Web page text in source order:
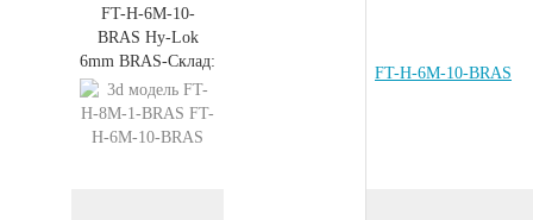
FT-H-6M-10-
BRAS Hy-Lok
6mm BRAS-Склад:
FT-H-6M-10-BRAS